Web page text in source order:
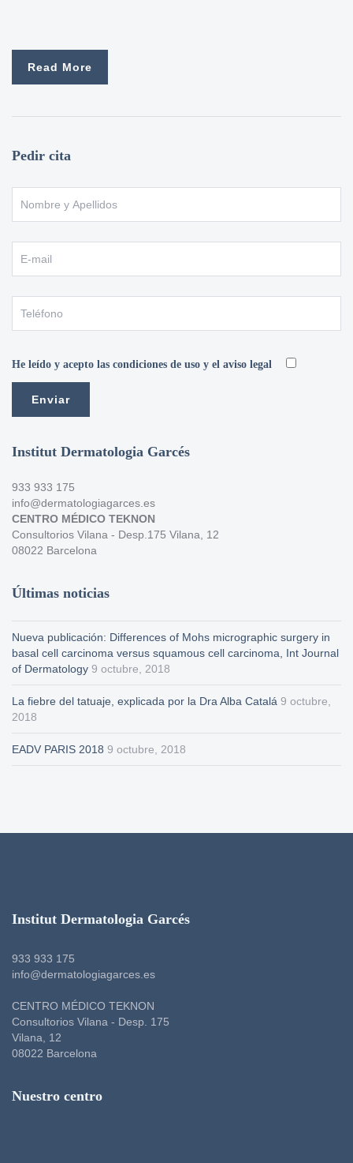
Read More
Pedir cita
He leído y acepto las condiciones de uso y el aviso legal
Institut Dermatologia Garcés
933 933 175
info@dermatologiagarces.es
CENTRO MÉDICO TEKNON
Consultorios Vilana - Desp.175 Vilana, 12
08022 Barcelona
Últimas noticias
Nueva publicación: Differences of Mohs micrographic surgery in
basal cell carcinoma versus squamous cell carcinoma, Int Journal
of Dermatology 9 octubre, 2018
La fiebre del tatuaje, explicada por la Dra Alba Catalá 9 octubre,
2018
EADV PARIS 2018 9 octubre, 2018
Institut Dermatologia Garcés
933 933 175
info@dermatologiagarces.es
CENTRO MÉDICO TEKNON
Consultorios Vilana - Desp. 175
Vilana, 12
08022 Barcelona
Nuestro centro